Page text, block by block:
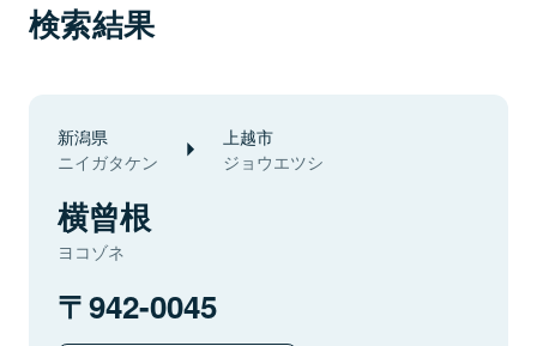
検索結果
新潟県
ニイガタケン
上越市
ジョウエツシ
横曾根
ヨコゾネ
942-0045